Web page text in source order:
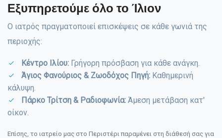
Εξυπηρετούμε όλο το Ίλιον
Ο ιατρός πραγματοποιεί επισκέψεις σε κάθε γωνιά της
περιοχής:
Κέντρο Ιλίου: Γρήγορη πρόσβαση για κάθε ανάγκη.
Άγιος Φανούριος & Ζωοδόχος Πηγή: Καθημερινή
κάλυψη.
Πάρκο Τρίτση & Ραδιοφωνία: Άμεση μετάβαση κατ'
οίκον.
Επίσης, το ιατρείο μας στο Περιστέρι παραμένει στη διάθεσή σας για